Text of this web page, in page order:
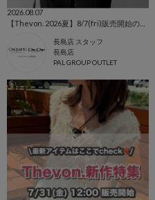
2026.08.07
長島店 スタッフ
長島店
PAL GROUP OUTLET